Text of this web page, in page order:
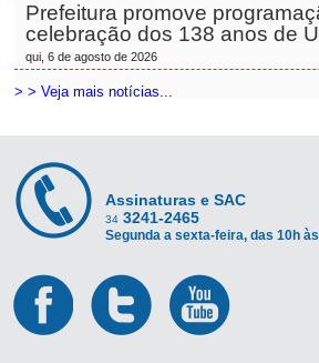
Prefeitura promove
celebração dos 138 anos de
qui, 6 de agosto de 2026
> > Veja mais notícias...
Assinaturas e SAC
34 3241-2465
Segunda a sexta-feira, das 10h